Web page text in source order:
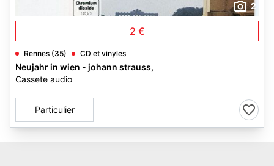
2
2 €
Rennes (35) CD et vinyles
Neujahr in wien - johann strauss,
Cassete audio
Particulier